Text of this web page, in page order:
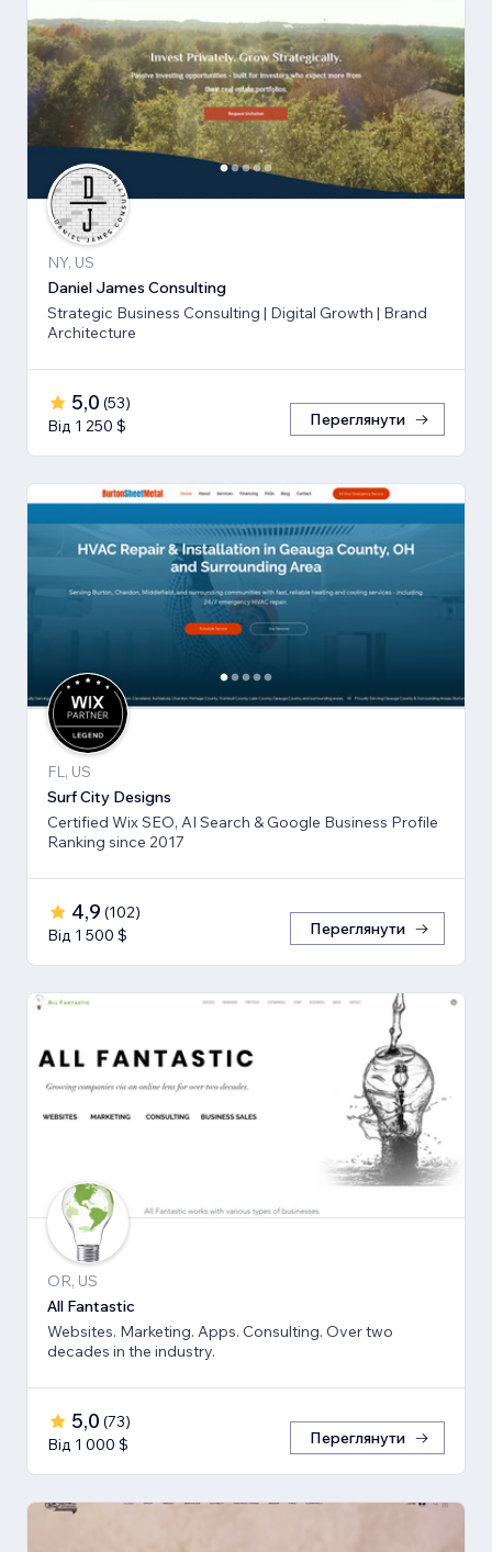
NY, US
Daniel James Consulting
Strategic Business Consulting | Digital Growth | Brand
Architecture
5,0 (53)
Від 1 250 $
Переглянути
FL, US
Surf City Designs
Certified Wix SEO, AI Search & Google Business Profile
Ranking since 2017
4,9 (102)
Від 1 500 $
Переглянути
OR, US
All Fantastic
Websites. Marketing. Apps. Consulting. Over two
decades in the industry.
5,0 (73)
Від 1 000 $
Переглянути